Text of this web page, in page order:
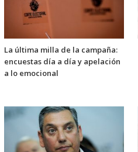
La última milla de la campaña:
encuestas día a día y apelación
a lo emocional